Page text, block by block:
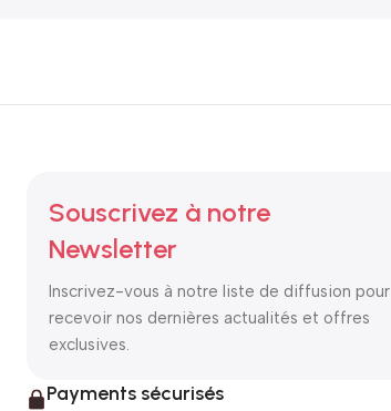
Souscrivez à notre
Newsletter
Inscrivez-vous à notre liste de diffusion pour
recevoir nos dernières actualités et offres
exclusives.
Payments sécurisés